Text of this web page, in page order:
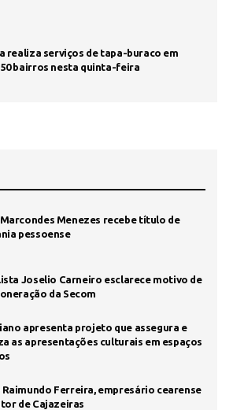
realiza serviços de tapa-buraco em
50 bairros nesta quinta-feira
Menezes recebe título de
pessoense
Joselio Carneiro esclarece motivo de
da Secom
apresenta projeto que assegura e
as apresentações culturais em espaços
Ferreira, empresário cearense
de Cajazeiras